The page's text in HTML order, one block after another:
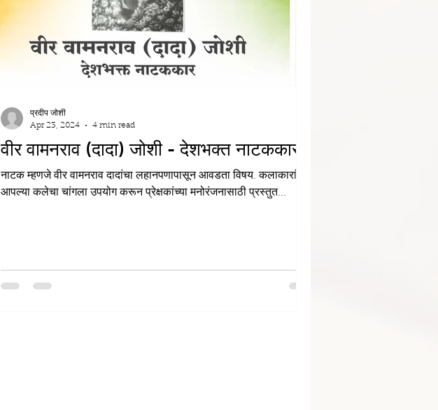
वीर वामनराव (दादा) जोशी - देशभक्त नाटककार
नाटक म्हणजे वीर वामनराव दादांचा लहानपणापासून आवडता विषय. कलाकारांनी
आपल्या कलेचा चांगला उपयोग करून प्रेक्षकांच्या मनोरंजनासाठी प्रस्तुत...
प्रदीप जोशी
Apr 23, 2024
4 min read